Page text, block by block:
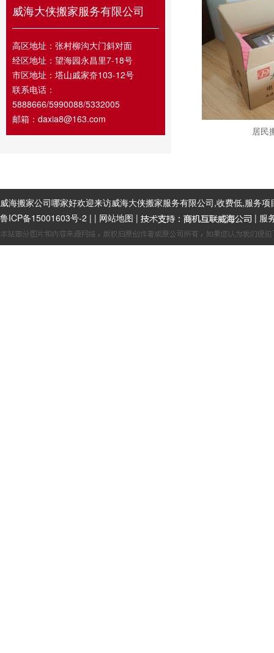
威海大侠搬家服务有限公司
高区地址：张村柳沟大门斜对面
经区地址：望海园永昌里7-18号
市区地址：塔山戚家夼103-12号
联系电话：
5888666/5990088/5332005
邮箱：daxia8@163.com
居民
威海搬家公司哪家好欢迎来访威海大侠搬家服务有限公司,收费低,服务项
鲁ICP备15001603号-2 | | 网站地图 | | 服